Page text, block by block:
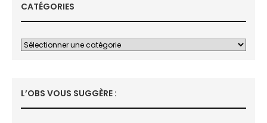
CATÉGORIES
L’OBS VOUS SUGGÈRE :